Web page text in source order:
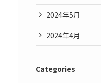
2024年5月
2024年4月
Categories